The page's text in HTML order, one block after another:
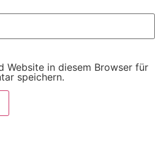
Website in diesem Browser für
speichern.